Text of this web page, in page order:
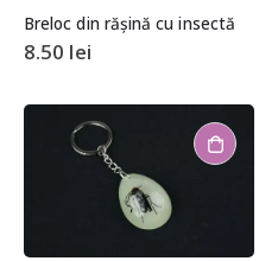
Breloc din rășină cu insectă
8.50 lei